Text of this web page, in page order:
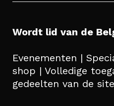
Wordt lid van de
Evenementen |
shop | Volledige
gedeelten van de